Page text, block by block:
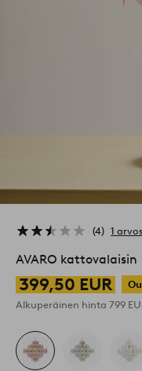
4 1
AVARO kattovalaisin
399,50 EUR
Alkuperäinen hinta 799